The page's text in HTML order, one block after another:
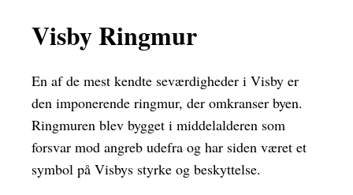
Visby Ringmur
En af de mest kendte seværdigheder i Visby er
den imponerende ringmur, der omkranser byen.
Ringmuren blev bygget i middelalderen som
forsvar mod angreb udefra og har siden været et
symbol på Visbys styrke og beskyttelse.